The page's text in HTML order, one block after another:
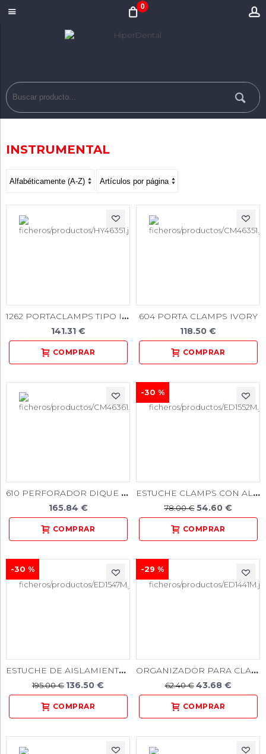
0
INSTRUMENTAL
1262 PORTACLAMPS TIPO IVORY --- (antes H01252)
141.31 €
604 PORTA CLAMPS IVORY
118.50 €
610 PERFORADOR DIQUE AINSWORTH
165.84 €
ESTUCHE CLAMPS CON ALA 8U.
78.00 € 54.60 €
-30 %
ESTUCHE DE AISLAMIENTO “IVORY”
195.00 € 136.50 €
-30 %
ORGANIZADOR PARA CLAMPS 08U.
62.40 € 43.68 €
-29 %